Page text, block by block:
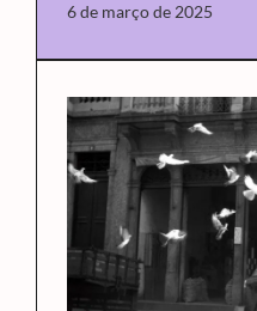
6 de março de 2025